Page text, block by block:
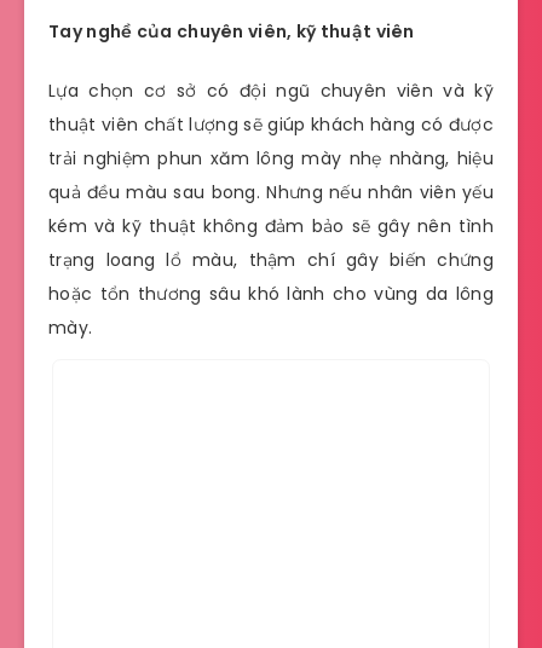
Tay nghề của chuyên viên, kỹ thuật viên
Lựa chọn cơ sở có đội ngũ chuyên viên và kỹ
thuật viên chất lượng sẽ giúp khách hàng có được
trải nghiệm phun xăm lông mày nhẹ nhàng, hiệu
quả đều màu sau bong. Nhưng nếu nhân viên yếu
kém và kỹ thuật không đảm bảo sẽ gây nên tình
trạng loang lổ màu, thậm chí gây biến chứng
hoặc tổn thương sâu khó lành cho vùng da lông
mày.